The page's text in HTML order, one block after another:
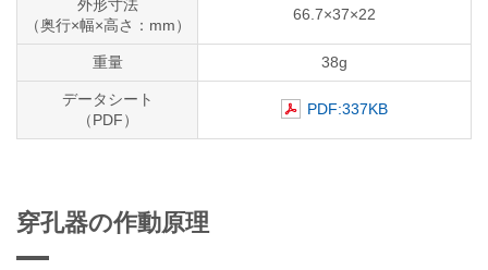
外形寸法
（奥行×幅×高さ：mm）
66.7×37×22
重量 38g
データシート
（PDF）
PDF:337KB
穿孔器の作動原理